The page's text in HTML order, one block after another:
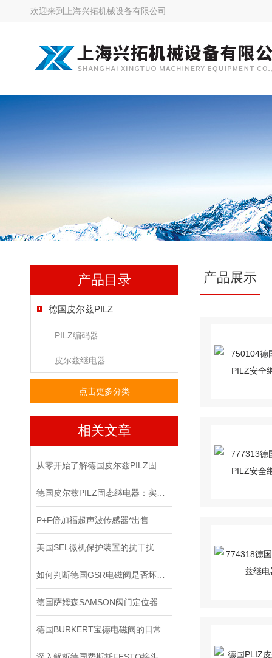
欢迎来到 上海兴拓机械设备有限公司
产品目录
德国皮尔兹PILZ
PILZ编码器
皮尔兹继电器
点击更多分类
相关文章
P+F倍加福超声波传感器*出售
产品展示